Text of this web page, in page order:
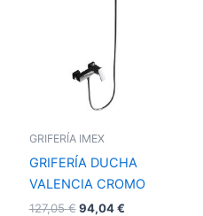
GRIFERÍA IMEX
GRIFERÍA DUCHA
VALENCIA CROMO
127,05€ 94,04€